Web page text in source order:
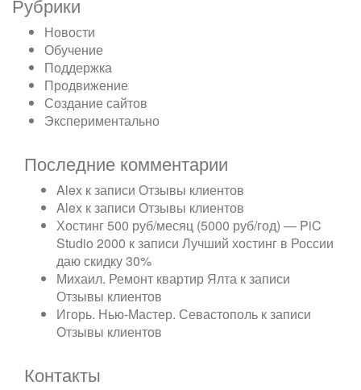
Рубрики
Новости
Обучение
Поддержка
Продвижение
Создание сайтов
Экспериментально
Последние комментарии
Alex к записи Отзывы клиентов
Alex к записи Отзывы клиентов
Хостинг 500 руб/месяц (5000 руб/год) — PiC
Studio 2000 к записи Лучший хостинг в России
даю скидку 30%
Михаил. Ремонт квартир Ялта к записи
Отзывы клиентов
Игорь. Нью-Мастер. Севастополь к записи
Отзывы клиентов
Контакты